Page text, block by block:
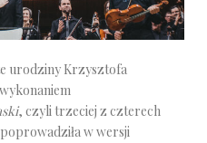
urodziny Krzysztofa
, czyli trzeciej z czterech
w wersji